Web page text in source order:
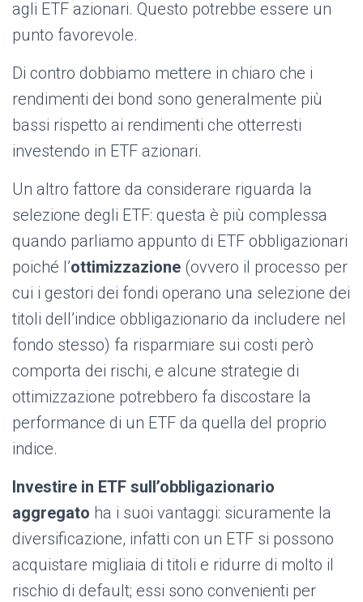
agli ETF azionari. Questo potrebbe essere un
punto favorevole.
Di contro dobbiamo mettere in chiaro che i
rendimenti dei bond sono generalmente più
bassi rispetto ai rendimenti che otterresti
investendo in ETF azionari.
Un altro fattore da considerare riguarda la
selezione degli ETF: questa è più complessa
quando parliamo appunto di ETF obbligazionari
poiché l’ottimizzazione (ovvero il processo per
cui i gestori dei fondi operano una selezione dei
titoli dell’indice obbligazionario da includere nel
fondo stesso) fa risparmiare sui costi però
comporta dei rischi, e alcune strategie di
ottimizzazione potrebbero fa discostare la
performance di un ETF da quella del proprio
indice.
Investire in ETF sull’obbligazionario
aggregato ha i suoi vantaggi: sicuramente la
diversificazione, infatti con un ETF si possono
acquistare migliaia di titoli e ridurre di molto il
rischio di default; essi sono convenienti per